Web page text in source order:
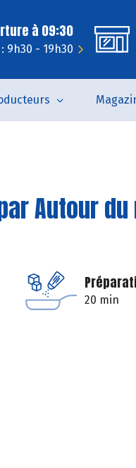
à 09:30
9h30 - 19h30
Autour du
20 min